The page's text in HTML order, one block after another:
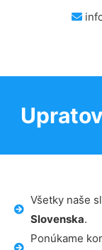
Všetky naše
Slovenska.
Ponúkame